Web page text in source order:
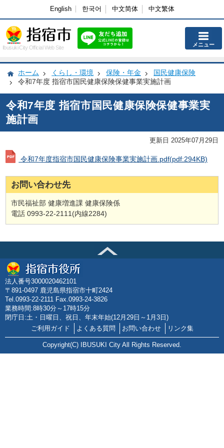
English 한국어 中文简体 中文繁体
Ibusuki City Official Web Site メニュー
ホーム くらし・環境 保険・年金
国民健康保険
令和7年度 指宿市国民健康保険保健事業実施計画
令和7年度 指宿市国民健康保険保健事業実
施計画
更新日 2025年07月29日
令和7年度指宿市国民健康保険事業実施計画.pdf(pdf:294KB)
お問い合わせ先
市民福祉部 健康増進課 健康保険係
電話 0993-22-2111(内線2284)
法人番号3000020462101
〒891-0497 鹿児島県指宿市十町2424
Tel.0993-22-2111 Fax.0993-24-3826
業務時間:8時30分～17時15分
閉庁日:土・日曜日、祝日、年末年始(12月29日～1月3日)
ご利用ガイド
よくある質問 お問い合わせ リンク集
Copyright(C) IBUSUKI City All Rights Reserved.